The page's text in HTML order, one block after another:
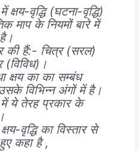
क्षय-वृद्धि (घटना-वृद्धि)
माप के नियमों बारे में
की हैं:- चित्र (सरल)
(विविध)।
क्षय का का सम्बंध
विभिन्न अंगों में है।
ये तेरह प्रकार के
वृद्धि का विस्तार से
कहा है ,